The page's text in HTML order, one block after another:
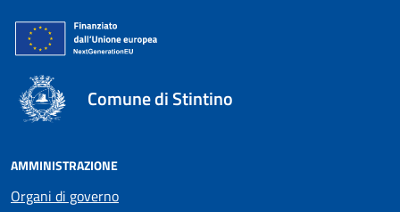
Comune di Stintino
AMMINISTRAZIONE
Organi di governo